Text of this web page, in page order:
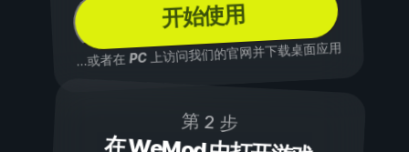
开始使用
...或者在PC上访问我们的官网并下载桌面应用
第 2 步